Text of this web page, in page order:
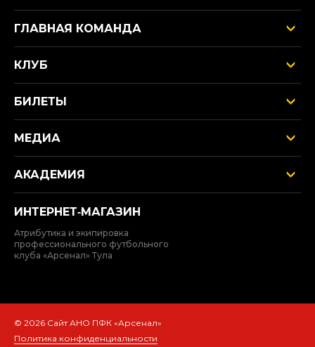
ГЛАВНАЯ КОМАНДА
КЛУБ
БИЛЕТЫ
МЕДИА
АКАДЕМИЯ
ИНТЕРНЕТ‑МАГАЗИН
Атрибутика и экипировка
профессионального футбольного
клуба «Арсенал» Тула
© 2026 Сайт АНО ПФК «Арсенал»
Политика конфиденциальности